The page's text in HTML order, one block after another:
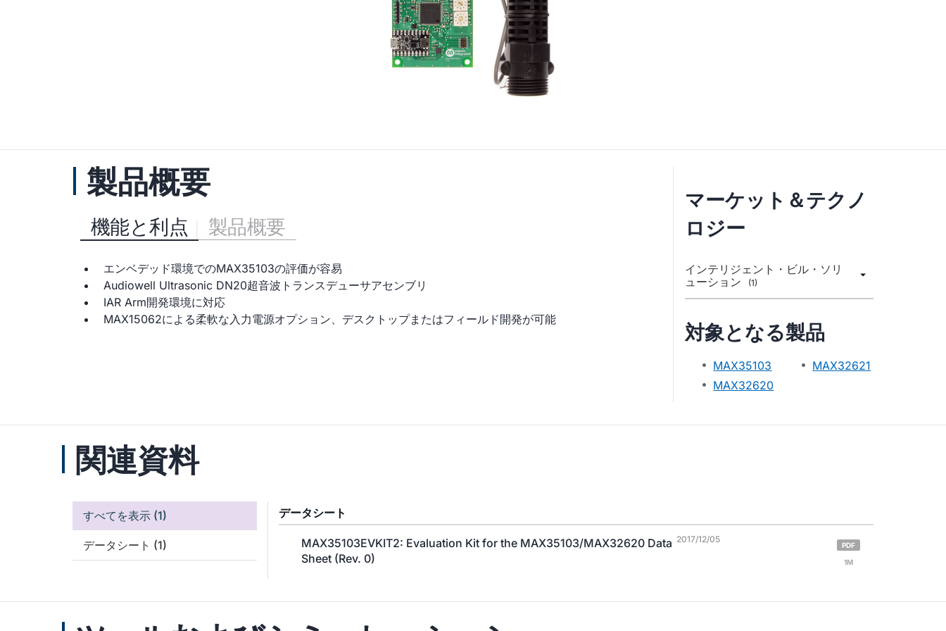
製品概要
機能と利点 製品概要
エンベデッド環境でのMAX35103の評価が容易
Audiowell Ultrasonic DN20超音波トランスデューサアセンブリ
IAR Arm開発環境に対応
MAX15062による柔軟な入力電源オプション、デスクトップまたはフィールド開発が可能
マーケット＆テクノ
ロジー
インテリジェント・ビル・ソリ
ューション
(1)
対象となる製品
MAX35103
MAX32620
MAX32621
関連資料
すべてを表示 (1)
データシート (1)
データシート
MAX35103EVKIT2: Evaluation Kit for the MAX35103/MAX32620 Data
Sheet (Rev. 0)
2017/12/05
PDF
1M